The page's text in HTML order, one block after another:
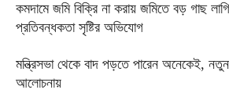
কমদামে জমি বিক্রি না করায় জমিতে বড় গাছ
প্রতিবন্ধকতা সৃষ্টির অভিযোগ
মন্ত্রিসভা থেকে বাদ পড়তে পারেন অনেকেই,
আলোচনায়